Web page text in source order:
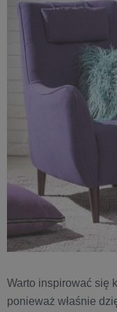
Warto inspirować się
ponieważ właśnie